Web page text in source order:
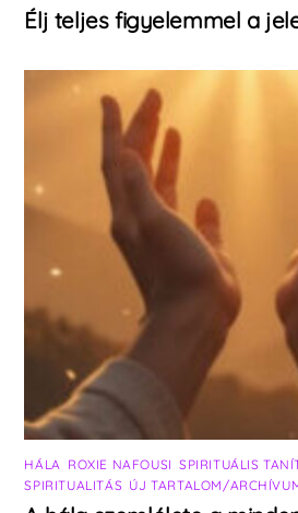
Élj teljes figyelemmel a
HÁLA ROXIE NAFOUSI SPIRITUÁLIS
SPIRITUALITÁS ÚJ TARTALOM/